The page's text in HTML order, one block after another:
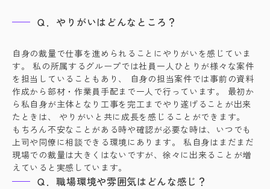
Ｑ．やりがいはどんなところ？
自身の裁量で仕事を進められることにやりがいを感じていま
す。 私の所属するグループでは社員一人ひとりが様々な案件
を担当していることもあり、 自身の担当案件では事前の資料
作成から部材・作業員手配まで一人で行っています。 最初か
ら私自身が主体となり工事を完工までやり遂げることが出来
たときは、 やりがいと共に成長を感じることができます。
もちろん不安なことがある時や確認が必要な時は、いつでも
上司や同僚に相談できる環境にあります。 私自身はまだまだ
現場での裁量は大きくはないですが、徐々に出来ることが増
えていると実感しています。
Ｑ．職場環境や雰囲気はどんな感じ？